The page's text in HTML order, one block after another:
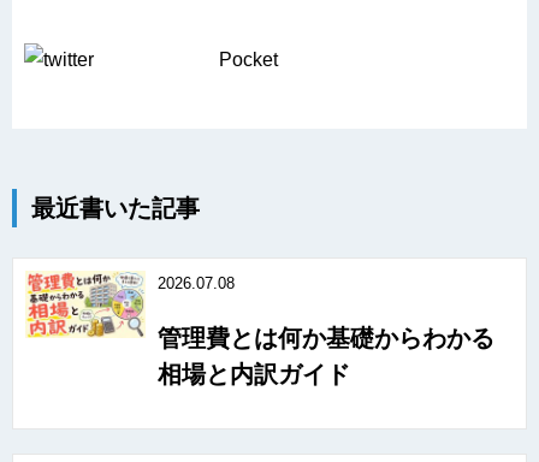
Pocket
最近書いた記事
2026.07.08
管理費とは何か基礎からわかる
相場と内訳ガイド